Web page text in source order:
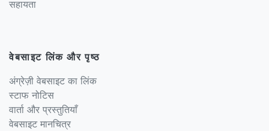
सहायता
वेबसाइट लिंक और पृष्ठ
अंग्रेज़ी वेबसाइट का लिंक
स्टाफ नोटिस
वार्ता और प्रस्तुतियाँ
वेबसाइट मानचित्र